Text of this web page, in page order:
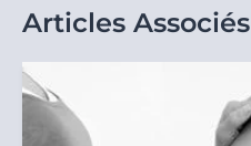
Articles Associés